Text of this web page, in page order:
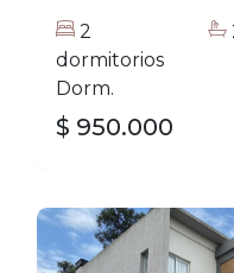
2
dormitorios
Dorm.
$ 950.000